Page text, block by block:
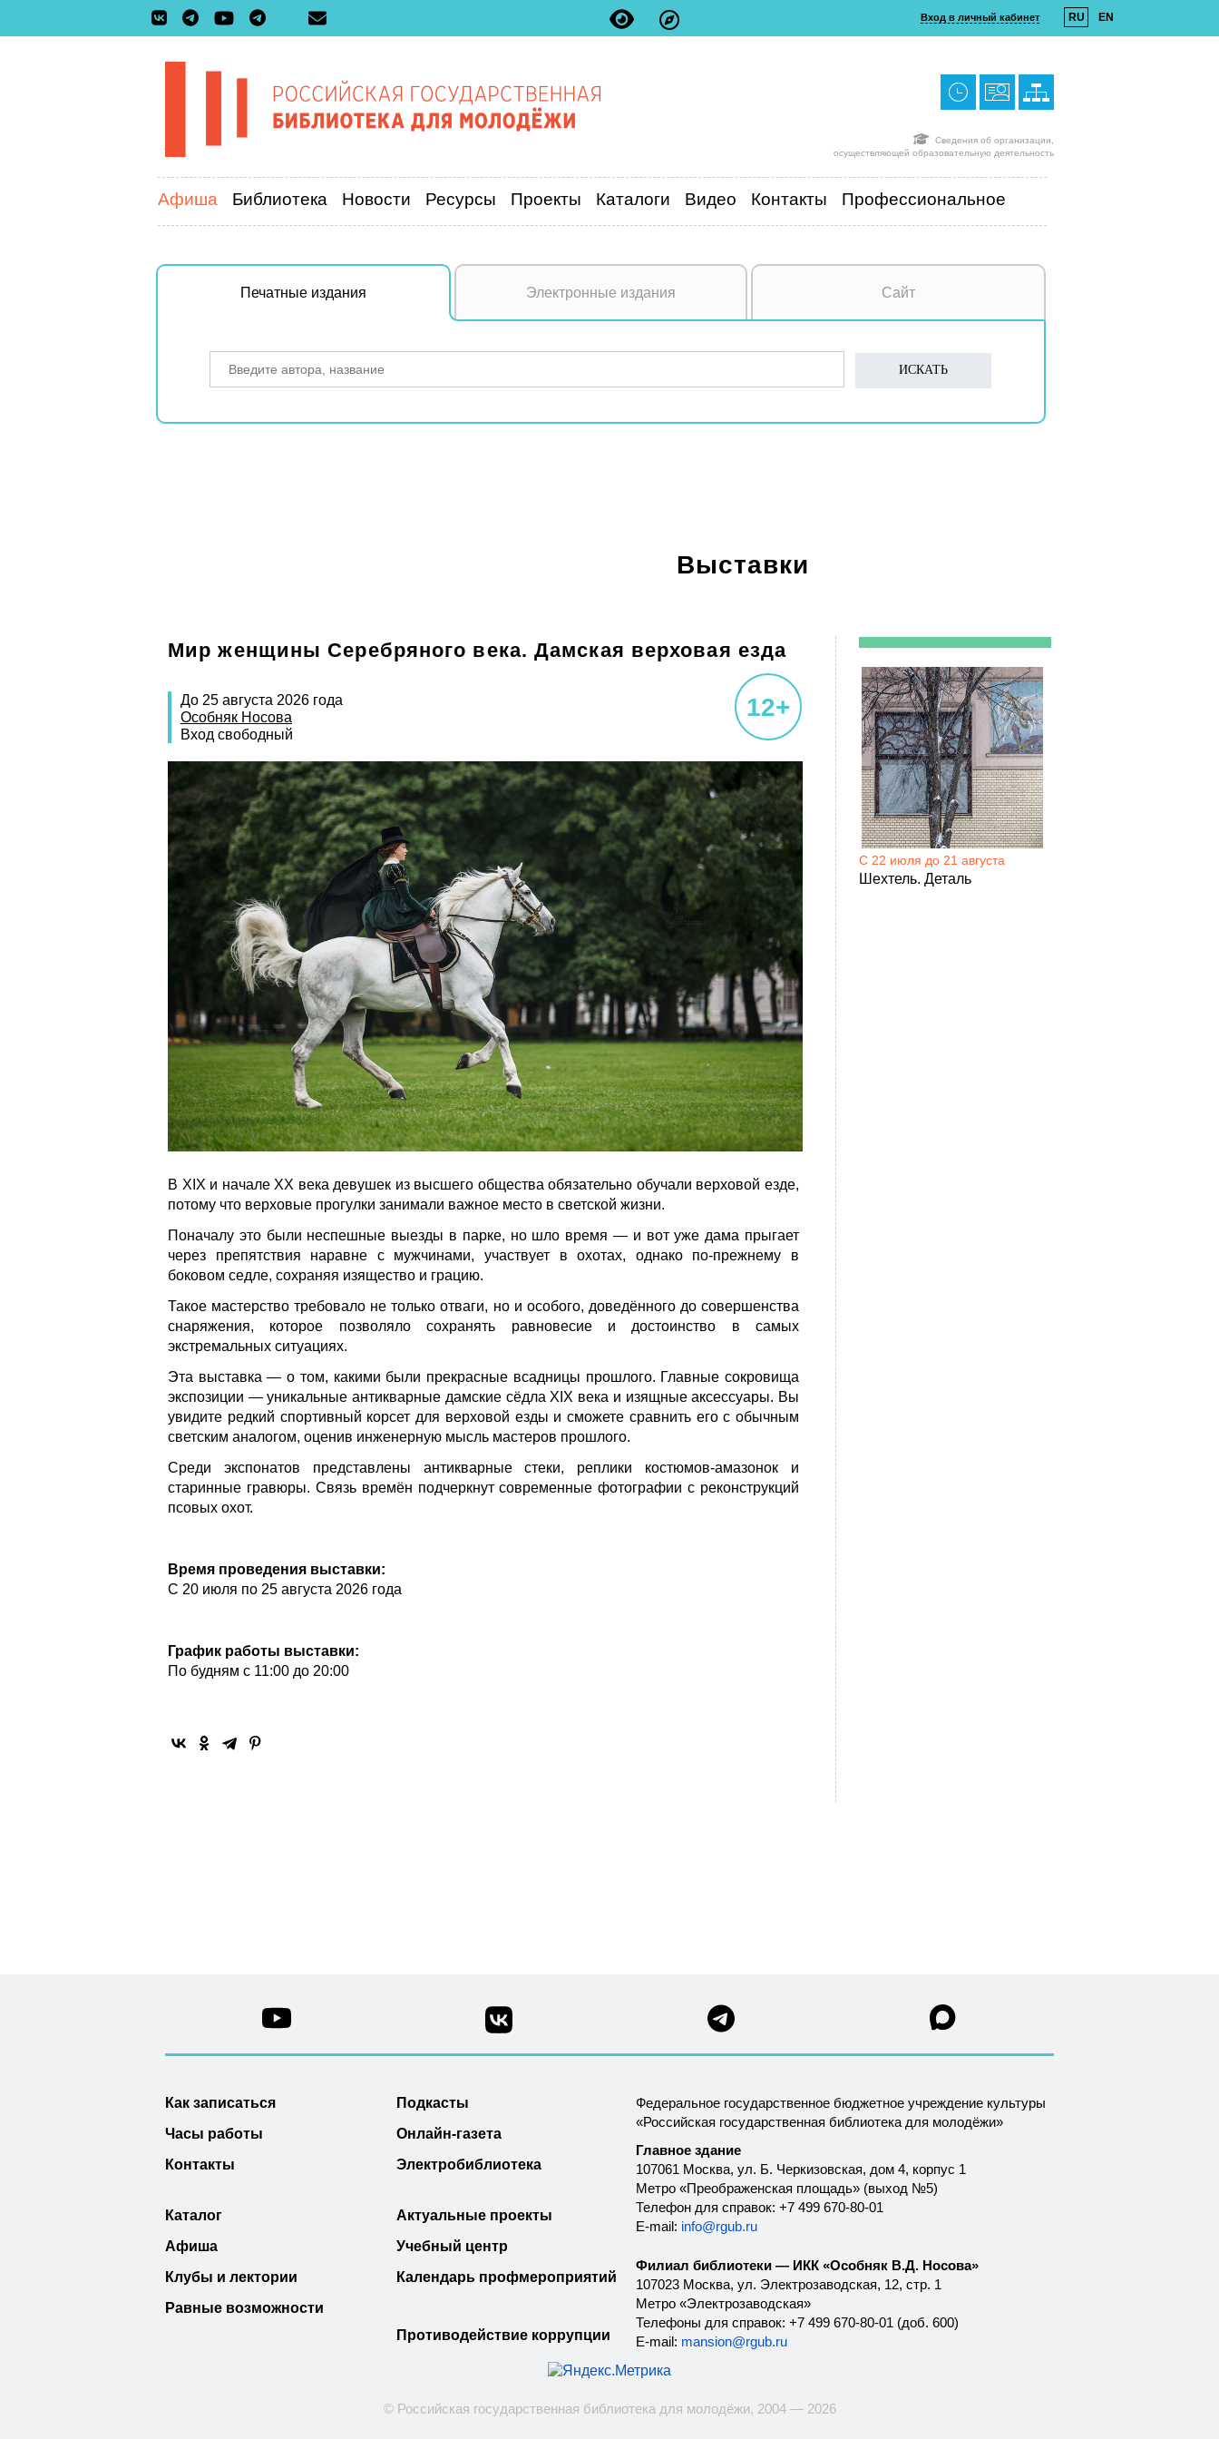
Вход в личный кабинет RU EN
Сведения об организации,
осуществляющей образовательную деятельность
Афиша Библиотека Новости Ресурсы Проекты Каталоги Видео Контакты Профессиональное
Печатные издания Электронные издания Сайт
Выставки
Мир женщины Серебряного века. Дамская верховая езда
12+
До 25 августа 2026 года
Особняк Носова
Вход свободный
В XIX и начале ХХ века девушек из высшего общества обязательно обучали верховой езде,
потому что верховые прогулки занимали важное место в светской жизни.
Поначалу это были неспешные выезды в парке, но шло время — и вот уже дама прыгает
через препятствия наравне с мужчинами, участвует в охотах, однако по-прежнему в
боковом седле, сохраняя изящество и грацию.
Такое мастерство требовало не только отваги, но и особого, доведённого до совершенства
снаряжения, которое позволяло сохранять равновесие и достоинство в самых
экстремальных ситуациях.
Эта выставка — о том, какими были прекрасные всадницы прошлого. Главные сокровища
экспозиции — уникальные антикварные дамские сёдла XIX века и изящные аксессуары. Вы
увидите редкий спортивный корсет для верховой езды и сможете сравнить его с обычным
светским аналогом, оценив инженерную мысль мастеров прошлого.
Среди экспонатов представлены антикварные стеки, реплики костюмов-амазонок и
старинные гравюры. Связь времён подчеркнут современные фотографии с реконструкций
псовых охот.
Время проведения выставки:
С 20 июля по 25 августа 2026 года
График работы выставки:
По будням с 11:00 до 20:00
C 22 июля до 21 августа
Шехтель. Деталь
Как записаться
Часы работы
Контакты
Каталог
Афиша
Клубы и лектории
Равные возможности
Подкасты
Онлайн-газета
Электробиблиотека
Актуальные проекты
Учебный центр
Календарь профмероприятий
Противодействие коррупции
Федеральное государственное бюджетное учреждение культуры
«Российская государственная библиотека для молодёжи»
Главное здание
107061 Москва, ул. Б. Черкизовская, дом 4, корпус 1
Метро «Преображенская площадь» (выход №5)
Телефон для справок: +7 499 670-80-01
E-mail: info@rgub.ru
Филиал библиотеки — ИКК «Особняк В.Д. Носова»
107023 Москва, ул. Электрозаводская, 12, стр. 1
Метро «Электрозаводская»
Телефоны для справок: +7 499 670-80-01 (доб. 600)
E-mail: mansion@rgub.ru
© Российская государственная библиотека для молодёжи, 2004 — 2026